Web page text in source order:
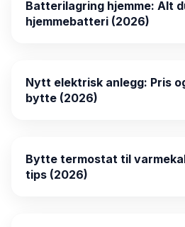
Batterilagring hjemme: Alt
hjemmebatteri (2026)
Nytt elektrisk anlegg: Pris
bytte (2026)
Bytte termostat til
tips (2026)